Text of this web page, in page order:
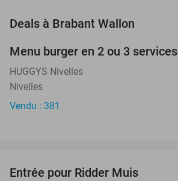
Deals à Brabant Wallon
Menu burger en 2 ou 3
HUGGYS Nivelles
Nivelles
Vendu : 381
Entrée pour Ridder Muis